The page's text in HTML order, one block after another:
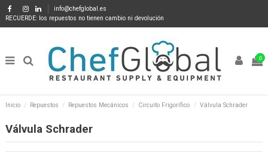
info@chefglobal.es
RECUERDE: los repuestos no tienen cambio ni devolución
0
Inicio Repuestos Repuestos Mecánicos Circuito Frigorífico Válvula Schrader
Válvula Schrader